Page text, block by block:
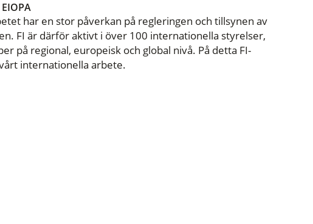
EIOPA
har en stor påverkan på regleringen och tillsynen av
FI är därför aktivt i över 100 internationella styrelser,
på regional, europeisk och global nivå. På detta FI-
internationella arbete.